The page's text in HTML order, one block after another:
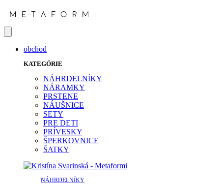
obchod
KATEGÓRIE
NÁHRDELNÍKY
NÁRAMKY
PRSTENE
NÁUŠNICE
SETY
PRE DETI
PRÍVESKY
ŠPERKOVNICE
ŠATKY
NÁHRDELNÍKY